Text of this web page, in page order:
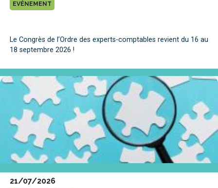
EVÉNEMENT
Le Congrès de l’Ordre des experts-comptables revient du 16 au
18 septembre 2026 !
21/07/2026